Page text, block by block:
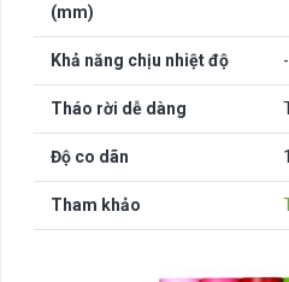
(mm)
Khả năng chịu nhiệt độ
Tháo rời dễ dàng
Độ co dãn
Tham khảo